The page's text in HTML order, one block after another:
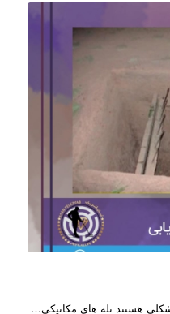
هستند تله های مکانیکی…